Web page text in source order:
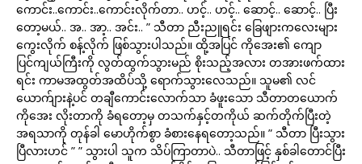
ကောင်း..ကောင်း..ကောင်းလိုက်တာ.. ဟင့်.. ဟင့်.. ဆောင့်.. ဆောင့်.. ပြီး
တော့မယ်.. အ.. အာ့.. အင်း.. ” သီတာ ညီးညူရင်း ခြေဖျားကလေးများ
ကွေးလိုက် စန့်လိုက် ဖြစ်သွားပါသည်။ ထို့အပြင် ကိုအေး၏ ကျော
ပြင်ကျယ်ကြီးကို လွတ်ထွက်သွားမည် စိုးသည့်အလား တအားဖက်ထား
ရင်း ကာမအထွတ်အထိပ်သို့ ရောက်သွားလေသည်။ သူမ၏ လင်
ယောက်ျားနဲ့ပင် တချီကောင်းလောက်သာ ခံဖူးသော သီတာတယောက်
ကိုအေး လိုးတာကို ခံရတော့မှ တသက်နှင့်တကိုယ် ဆက်တိုက်ပြီးတဲ့
အရသာကို တုန်ခါ မောဟိုက်စွာ ခံစားနေရတော့သည်။ ” သီတာ ပြီးသွား
ပြီလားဟင် ” ” သွားပါ သူက သိပ်ကြာတာပဲ.. သီတာဖြင့် နှစ်ခါတောင်ပြီး